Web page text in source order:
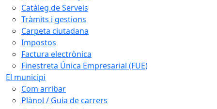
Catàleg de Serveis
Tràmits i gestions
Carpeta ciutadana
Impostos
Factura electrònica
Finestreta Única Empresarial (FUE)
El municipi
Com arribar
Plànol / Guia de carrers